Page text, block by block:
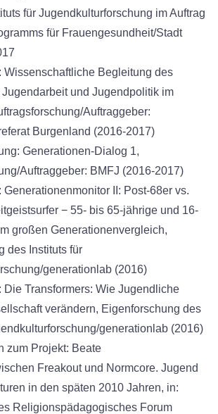
für Jugendkulturforschung im Auftrag
für Frauengesundheit/Stadt
Wissenschaftliche Begleitung des
und Jugendpolitik im
Auftraggeber:
Burgenland (2016-2017)
Generationen-Dialog 1,
Auftraggeber: BMFJ (2016-2017)
II: Post-68er vs.
− 55- bis 65-jährige und 16-
großen Generationenvergleich,
des Instituts für
generationlab (2016)
Die Transformers: Wie Jugendliche
verändern, Eigenforschung des
generationlab (2016)
zum Projekt: Beate
Freakout und Normcore. Jugend
in den späten 2010 Jahren, in:
Religionspädagogisches Forum